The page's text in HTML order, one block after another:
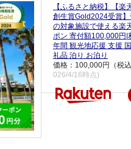
【ふるさと納税】【楽
創生賞Gold2024受賞
の対象施設で使える楽
ポン 寄付額100,000円|
年間 観光地応援 支援
礼品 泊り お泊り
価格：100,000円（税
026/4/16時点)